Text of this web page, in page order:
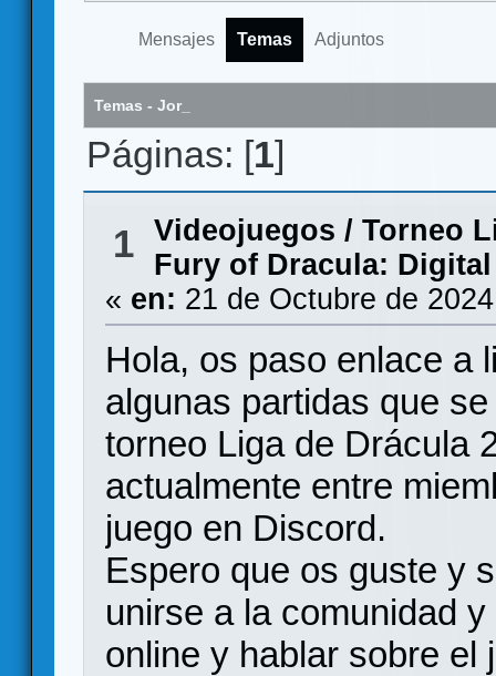
Mensajes Temas Adjuntos
Temas - Jor_
Páginas: [1]
1 Videojuegos / Torneo
Fury of Dracula:
« en: 21 de Octubre de
Hola, os paso enlace a
algunas partidas que
torneo Liga de Drácula
actualmente entre
juego en Discord.
Espero que os guste y
unirse a la comunidad
online y hablar sobre el